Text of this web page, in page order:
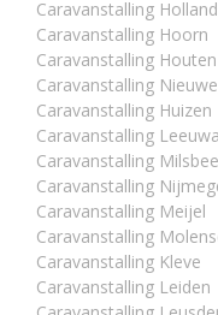
Caravanstalling
Caravanstalling Hoorn
Caravanstalling Houten
Caravanstalling
Caravanstalling Huizen
Caravanstalling
Caravanstalling
Caravanstalling
Caravanstalling Meijel
Caravanstalling
Caravanstalling Kleve
Caravanstalling Leiden